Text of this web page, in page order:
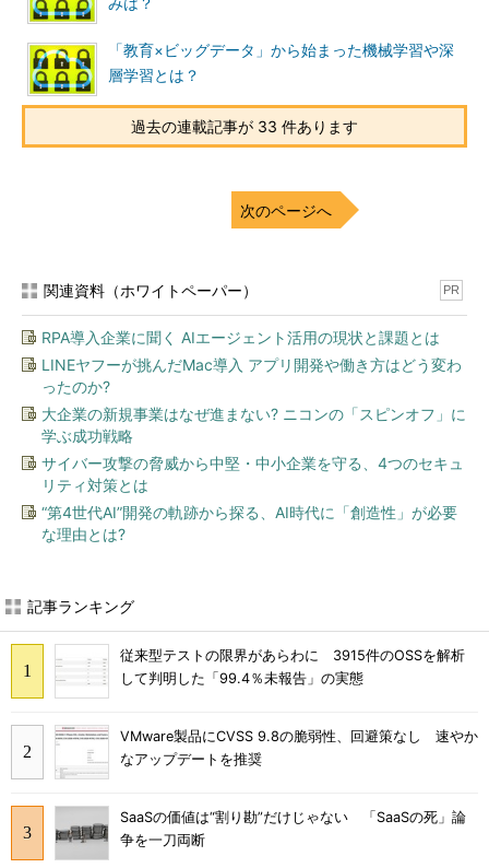
「教育×ビッグデータ」から始まった機械学習や深
層学習とは？
過去の連載記事が 33 件あります
次のページへ
関連資料（ホワイトペーパー） PR
RPA導入企業に聞く AIエージェント活用の現状と課題とは
LINEヤフーが挑んだMac導入 アプリ開発や働き方はどう変わ
ったのか?
大企業の新規事業はなぜ進まない? ニコンの「スピンオフ」に
学ぶ成功戦略
サイバー攻撃の脅威から中堅・中小企業を守る、4つのセキュ
リティ対策とは
“第4世代AI”開発の軌跡から探る、AI時代に「創造性」が必要
な理由とは?
記事ランキング
従来型テストの限界があらわに 3915件のOSSを解析
して判明した「99.4％未報告」の実態
VMware製品にCVSS 9.8の脆弱性、回避策なし 速やか
なアップデートを推奨
SaaSの価値は“割り勘”だけじゃない 「SaaSの死」論
争を一刀両断